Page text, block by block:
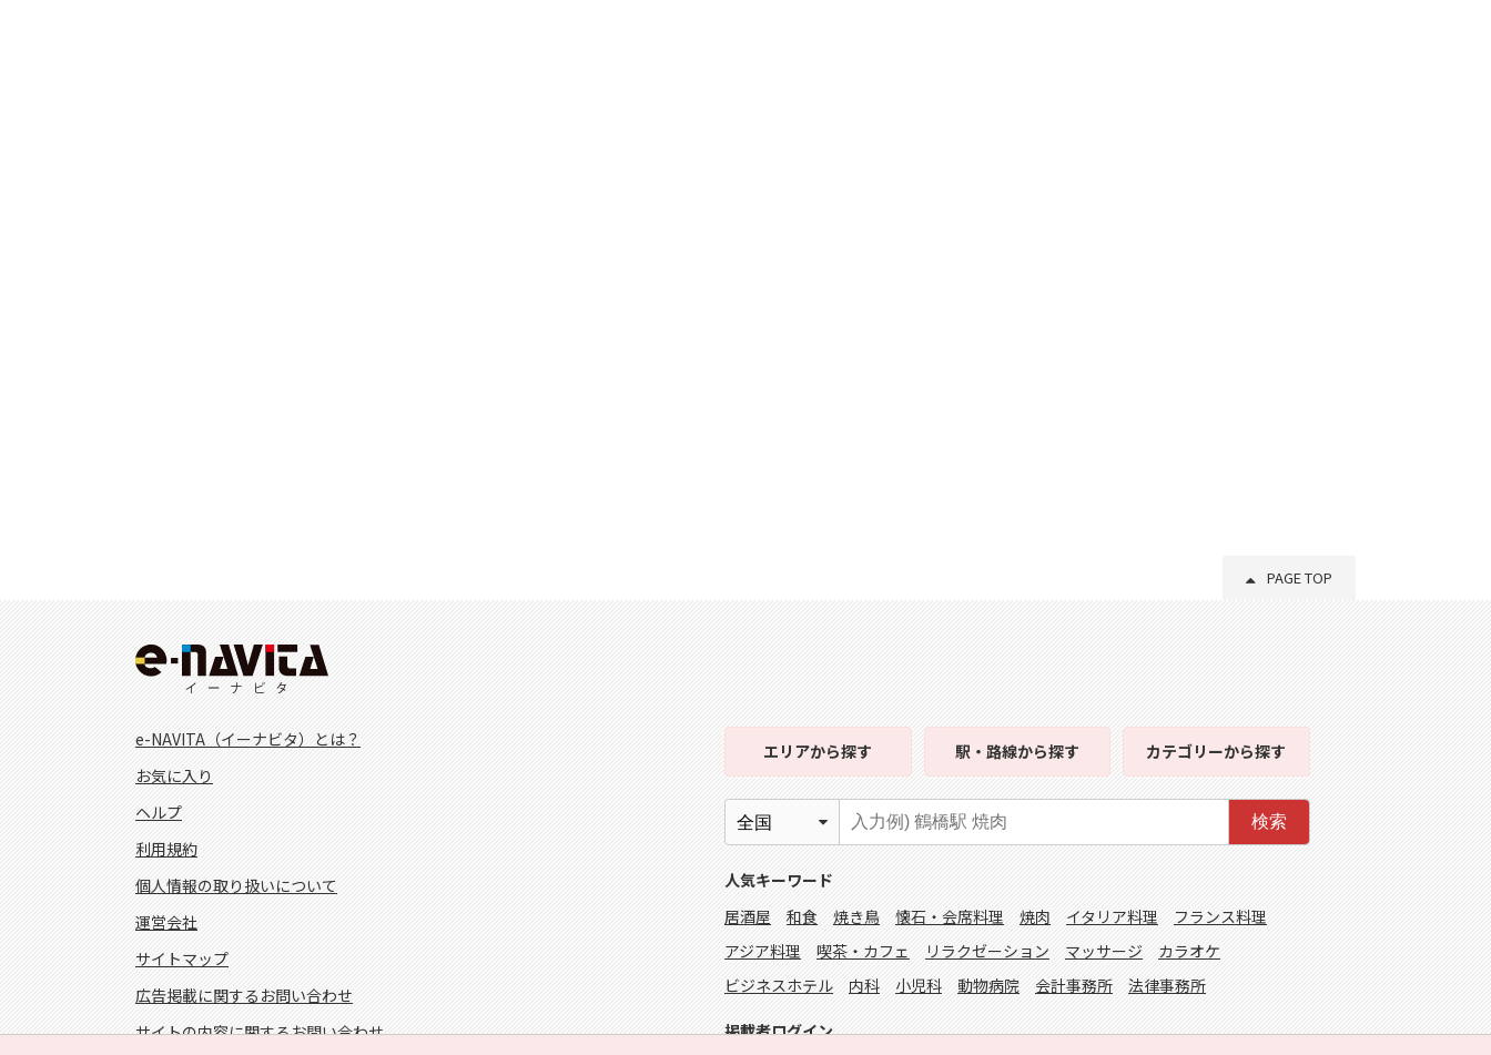
PAGE TOP
e-NAVITA（イーナビタ）とは？
お気に入り
ヘルプ
利用規約
個人情報の取り扱いについて
運営会社
サイトマップ
広告掲載に関するお問い合わせ
サイトの内容に関するお問い合わせ
エリアから探す 駅・路線から探す カテゴリーから探す
検索
人気キーワード
居酒屋
和食 焼き鳥 懐石・会席料理 焼肉 イタリア料理
フランス料理
アジア料理
喫茶・カフェ リラクゼーション マッサージ
カラオケ
ビジネスホテル
内科 小児科 動物病院 会計事務所 法律事務所
掲載者ログイン